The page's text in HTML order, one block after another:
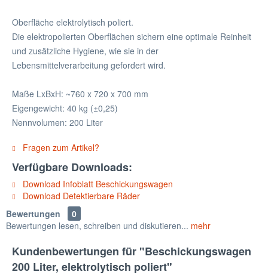
Oberfläche elektrolytisch poliert.
Die elektropolierten Oberflächen sichern eine optimale Reinheit
und zusätzliche Hygiene, wie sie in der
Lebensmittelverarbeitung gefordert wird.
Maße LxBxH: ~760 x 720 x 700 mm
Eigengewicht: 40 kg (±0,25)
Nennvolumen: 200 Liter
Fragen zum Artikel?
Verfügbare Downloads:
Download Infoblatt Beschickungswagen
Download Detektierbare Räder
Bewertungen
0
Bewertungen lesen, schreiben und diskutieren... mehr
Kundenbewertungen für "Beschickungswagen
200 Liter, elektrolytisch poliert"